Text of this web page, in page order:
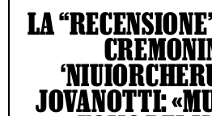
LA
JOVANOTTI: